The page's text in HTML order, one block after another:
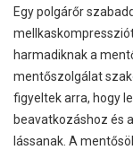
Egy polgárőr
harmadiknak a
mentőszolgálat
figyeltek arra, hogy
beavatkozáshoz és
lássanak. A